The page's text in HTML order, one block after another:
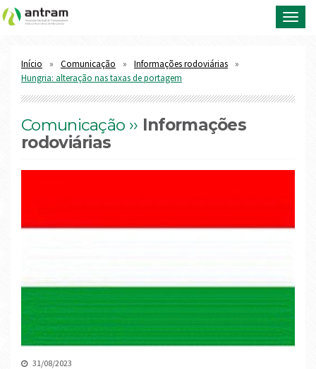
Início Comunicação
Informações rodoviárias
Hungria: alteração nas taxas de portagem
Comunicação ›› Informações
rodoviárias
31/08/2023